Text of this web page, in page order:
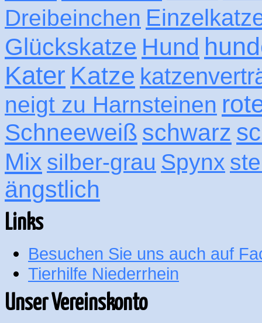
Dreibeinchen
Glückskatze Hund
Kater Katze
neigt zu Harnsteinen
Schneeweiß schwarz
Mix silber-grau Spynx
ängstlich
Links
Besuchen Sie uns auch auf
Tierhilfe Niederrhein
Unser Vereinskonto